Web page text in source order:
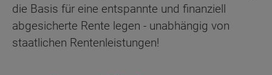
die Basis für eine entspannte und finanziell
abgesicherte Rente legen - unabhängig von
staatlichen Rentenleistungen!